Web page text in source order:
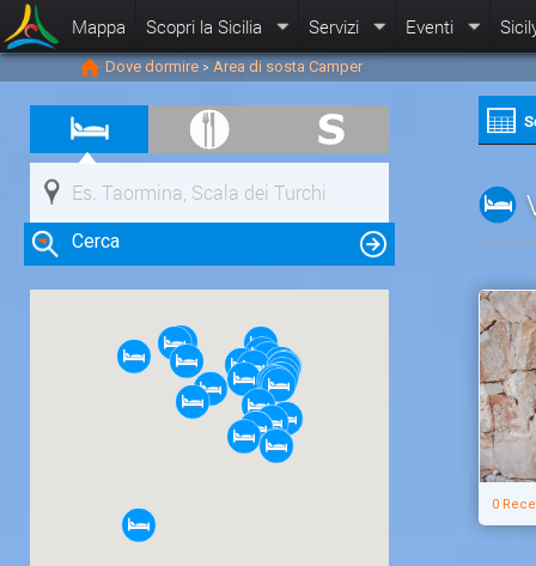
Mappa Scopri la Sicilia Servizi Eventi
Dove dormire > Area di sosta Camper
Cerca
Clicca su una risorsa nella mappa
per visualizzare le informazioni
0